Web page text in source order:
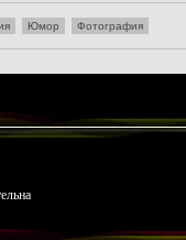
Юмор Фотография